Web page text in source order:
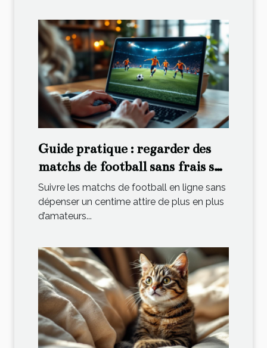
Guide pratique : regarder des
matchs de football sans frais sur
Internet
Suivre les matchs de football en ligne sans
dépenser un centime attire de plus en plus
d’amateurs...